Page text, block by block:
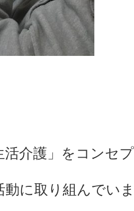
活介護」をコンセ
動に取り組んでい